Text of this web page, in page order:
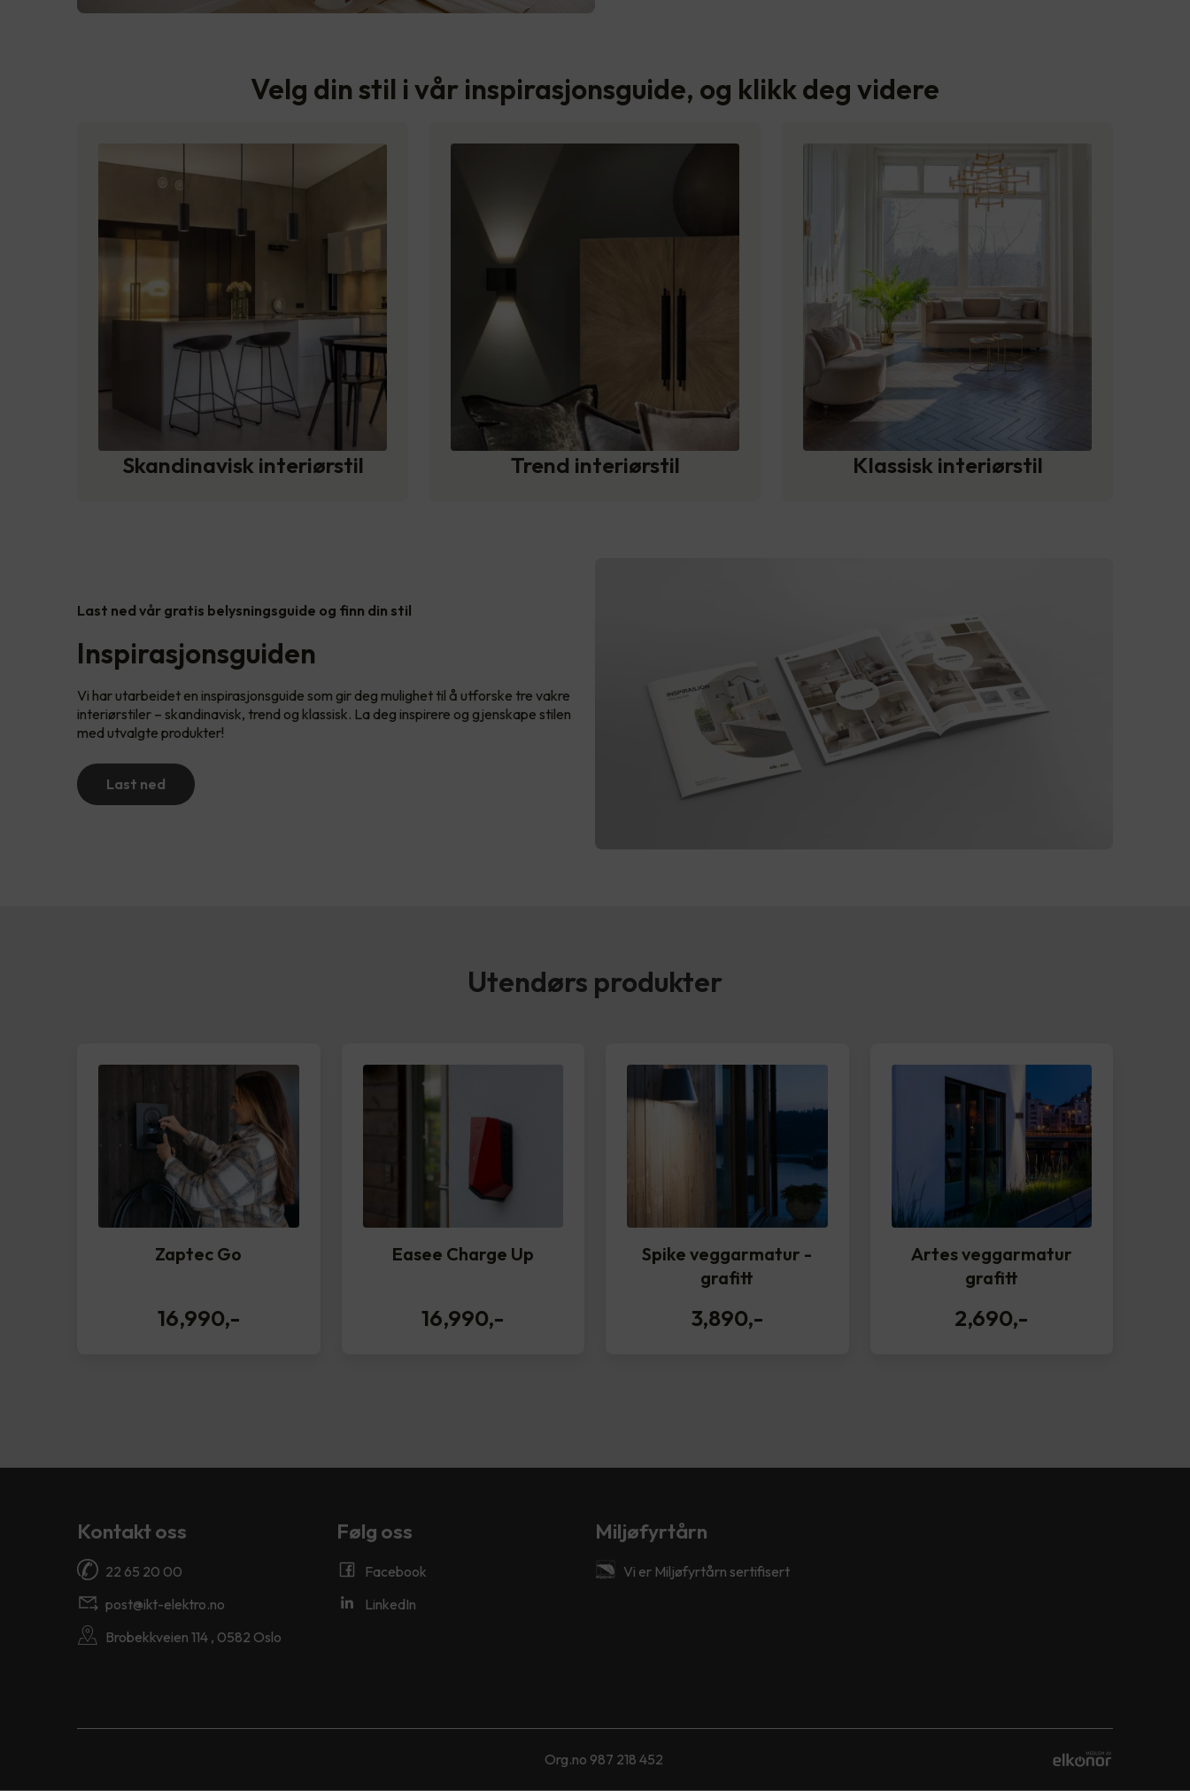
Velg din stil i vår inspirasjonsguide, og klikk deg videre
Skandinavisk interiørstil Trend interiørstil Klassisk interiørstil
Last ned vår gratis belysningsguide og finn din stil
Inspirasjonsguiden
Vi har utarbeidet en inspirasjonsguide som gir deg mulighet til å utforske tre vakre
interiørstiler – skandinavisk, trend og klassisk. La deg inspirere og gjenskape stilen
med utvalgte produkter!
Last ned
Utendørs produkter
Zaptec Go
16,990,-
Easee Charge Up
16,990,-
Spike veggarmatur -
grafitt
3,890,-
Artes veggarmatur
grafitt
2,690,-
Kontakt oss
22 65 20 00
post@ikt-elektro.no
Brobekkveien 114 , 0582 Oslo
Følg oss
Facebook
LinkedIn
Miljøfyrtårn
Vi er Miljøfyrtårn sertifisert
Org.no 987 218 452